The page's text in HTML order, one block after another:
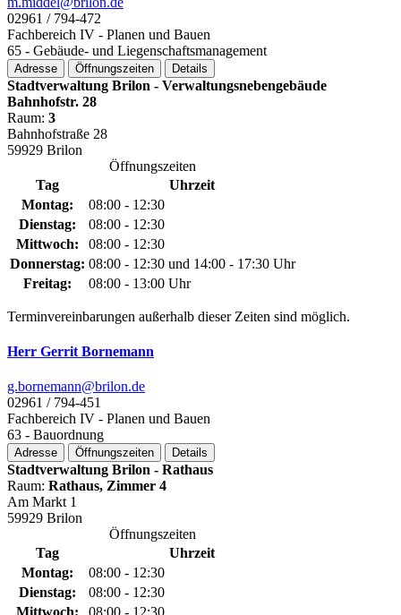
02961 / 794-472
Fachbereich IV - Planen und Bauen
65 - Gebäude- und Liegenschaftsmanagement
Adresse Öffnungszeiten Details
Stadtverwaltung Brilon - Verwaltungsnebengebäude
Bahnhofstr. 28
Raum: 3
Bahnhofstraße 28
59929 Brilon
Öffnungszeiten
Tag
Uhrzeit
Montag:
08:00 - 12:30
Dienstag:
08:00 - 12:30
Mittwoch:
08:00 - 12:30
Donnerstag: 08:00 - 12:30 und 14:00 - 17:30 Uhr
Freitag:
08:00 - 13:00 Uhr
Terminvereinbarungen außerhalb dieser Zeiten sind möglich.
Herr Gerrit Bornemann
g.bornemann@­brilon.de
02961 / 794-451
Fachbereich IV - Planen und Bauen
63 - Bauordnung
Adresse Öffnungszeiten Details
Stadtverwaltung Brilon - Rathaus
Raum: Rathaus, Zimmer 4
Am Markt 1
59929 Brilon
Öffnungszeiten
Tag
Uhrzeit
Montag:
08:00 - 12:30
Dienstag:
08:00 - 12:30
Mittwoch:
08:00 - 12:30